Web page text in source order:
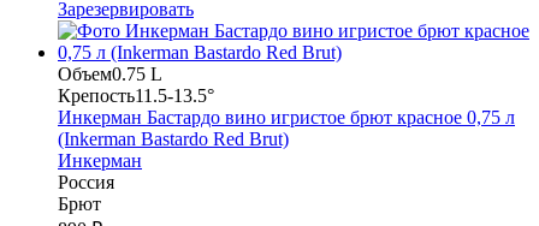
Зарезервировать
Объем0.75 L
Крепость11.5-13.5°
Инкерман Бастардо вино игристое брют красное 0,75 л
(Inkerman Bastardo Red Brut)
Инкерман
Россия
Брют